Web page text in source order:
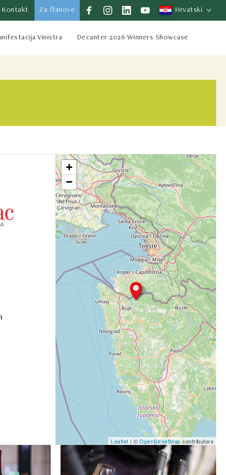
Kontakt Za članove Hrvatski
Vinistra Decanter 2026 Winners Showcase
+
−
Leaflet | © OpenStreetMap contributors